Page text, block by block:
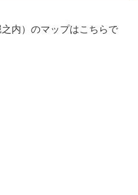
之内）のマップはこちらで